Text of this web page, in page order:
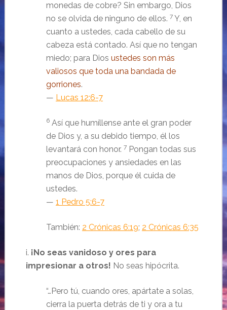
monedas de cobre? Sin embargo, Dios
no se olvida de ninguno de ellos. 7Y, en
cuanto a ustedes, cada cabello de su
cabeza está contado. Así que no tengan
miedo; para Dios ustedes son más
valiosos que toda una bandada de
gorriones.
— Lucas 12:6-7
6Así que humíllense ante el gran poder
de Dios y, a su debido tiempo, él los
levantará con honor. 7Pongan todas sus
preocupaciones y ansiedades en las
manos de Dios, porque él cuida de
ustedes.
— 1 Pedro 5:6-7
También: 2 Crónicas 6:19; 2 Crónicas 6:35
i. ¡No seas vanidoso y ores para
impresionar a otros! No seas hipócrita.
“…Pero tú, cuando ores, apártate a solas,
cierra la puerta detrás de ti y ora a tu